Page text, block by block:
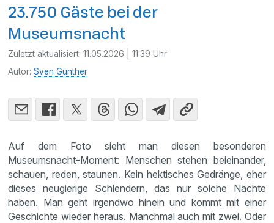
23.750 Gäste bei der
Museumsnacht
Zuletzt aktualisiert:11.05.2026 | 11:39 Uhr
Autor:Sven Günther
Auf dem Foto sieht man diesen besonderen
Museumsnacht-Moment: Menschen stehen beieinander,
schauen, reden, staunen. Kein hektisches Gedränge, eher
dieses neugierige Schlendern, das nur solche Nächte
haben. Man geht irgendwo hinein und kommt mit einer
Geschichte wieder heraus. Manchmal auch mit zwei. Oder